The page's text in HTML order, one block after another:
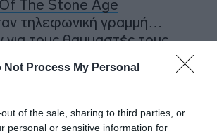
Not Process My Personal
of the sale, sharing to third parties, or
personal or sensitive information for
The Stone Age
τηλεφωνική γραμμή…
τους θαυμαστές τους
η Παλαιά Παραλιακή
– Θωρακίζεται η περιοχή